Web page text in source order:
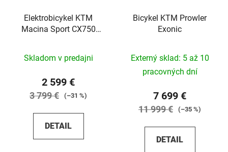
Elektrobicykel KTM
Macina Sport CX750
Skladom v predajni
2 599 €
3 799 € (–31 %)
DETAIL
Bicykel KTM Prowler
Exonic
Externý sklad: 5 až 10
pracovných dní
7 699 €
11 999 € (–35 %)
DETAIL